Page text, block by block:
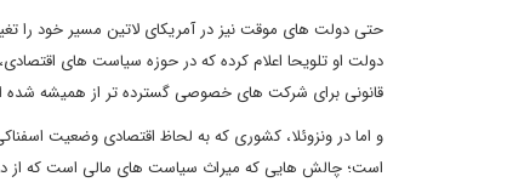
حتی دولت های موقت نیز در آمریکای لاتین مسیر خود را
دولت او تلویحا اعلام کرده که در حوزه سیاست های
قانونی برای شرکت های خصوصی گسترده تر از همیشه
و اما در ونزوئلا، کشوری که به لحاظ اقتصادی وضعیت
است؛ چالش هایی که میراث سیاست های مالی است که از